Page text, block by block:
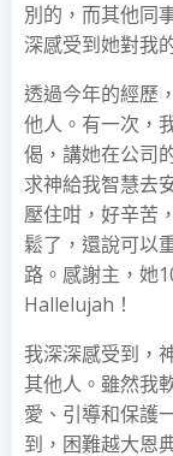
別的，而其他同
深感受到她對我
透過今年的經歷
他人。有一次，
偈，講她在公司
求神給我智慧去
壓住咁，好辛苦
鬆了，還說可以
路。感謝主，她
Hallelujah！
我深深感受到，
其他人。雖然我
愛、引導和保護
到，困難越大恩